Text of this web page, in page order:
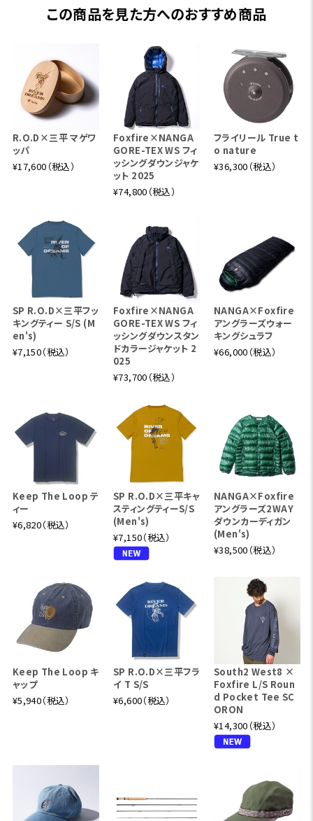
この商品を見た方へのおすすめ商品
R.O.D×三平 マゲワ
ッパ
¥17,600（税込）
Foxfire×NANGA
GORE-TEX WS フィ
ッシングダウンジャケ
ット 2025
¥74,800（税込）
フライリール True t
o nature
¥36,300（税込）
SP R.O.D×三平フッ
キングティー S/S (M
en's)
¥7,150（税込）
Foxfire×NANGA
GORE-TEX WS フィ
ッシングダウンスタン
ドカラージャケット 2
025
¥73,700（税込）
NANGA×Foxfire
アングラーズウォー
キングシュラフ
¥66,000（税込）
Keep The Loop テ
ィー
¥6,820（税込）
SP R.O.D×三平キャ
スティングティーS/S
(Men's)
¥7,150（税込）
NANGA×Foxfire
アングラーズ2WAY
ダウンカーディガン
(Men's)
¥38,500（税込）
Keep The Loop キ
ャップ
¥5,940（税込）
SP R.O.D×三平フラ
イ T S/S
¥6,600（税込）
South2 West8 ×
Foxfire L/S Roun
d Pocket Tee SC
ORON
¥14,300（税込）